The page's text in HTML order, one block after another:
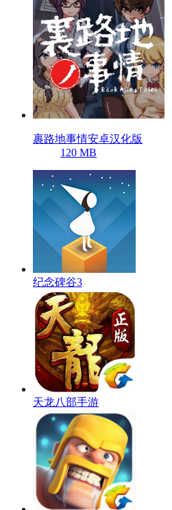
裹路地事情安卓汉化版
120 MB
纪念碑谷3
天龙八部手游